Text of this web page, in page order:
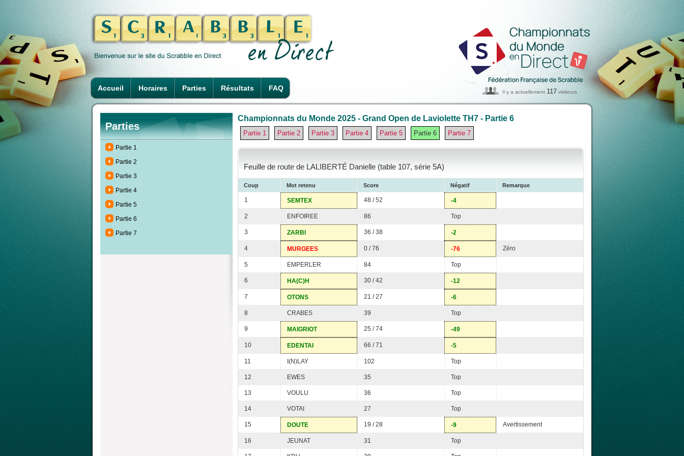
Accueil Horaires Parties Résultats FAQ Il y a actuellement 117 visiteurs
Parties
Partie 1
Partie 2
Partie 3
Partie 4
Partie 5
Partie 6
Partie 7
Championnats du Monde 2025 - Grand Open de Laviolette TH7 - Partie 6
Partie 1 Partie 2 Partie 3 Partie 4 Partie 5 Partie 6 Partie 7
Feuille de route de LALIBERTÉ Danielle (table 107, série 5A)
Coup Mot retenu Score Négatif Remarque
1 SEMTEX 48 / 52 -4
2 ENFOIREE 86 Top
3 ZARBI 36 / 38 -2
4 MURGEES 0 / 76 -76 Zéro
5 EMPERLER 84 Top
6 HA(C)H 30 / 42 -12
7 OTONS 21 / 27 -6
8 CRABES 39 Top
9 MAIGRIOT 25 / 74 -49
10 EDENTAI 66 / 71 -5
11 I(N)LAY 102 Top
12 EWES 35 Top
13 VOULU 36 Top
14 VOTAI 27 Top
15 DOUTE 19 / 28 -9 Avertissement
16 JEUNAT 31 Top